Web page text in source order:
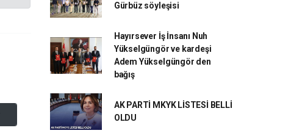
Gürbüz söyleşisi
Hayırsever İş İnsanı Nuh
Yükselgüngör ve kardeşi
Adem Yükselgüngör den
bağış
AK PARTİ MKYK LİSTESİ BELLİ
OLDU